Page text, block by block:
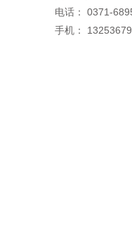
电话： 0371-
手机：